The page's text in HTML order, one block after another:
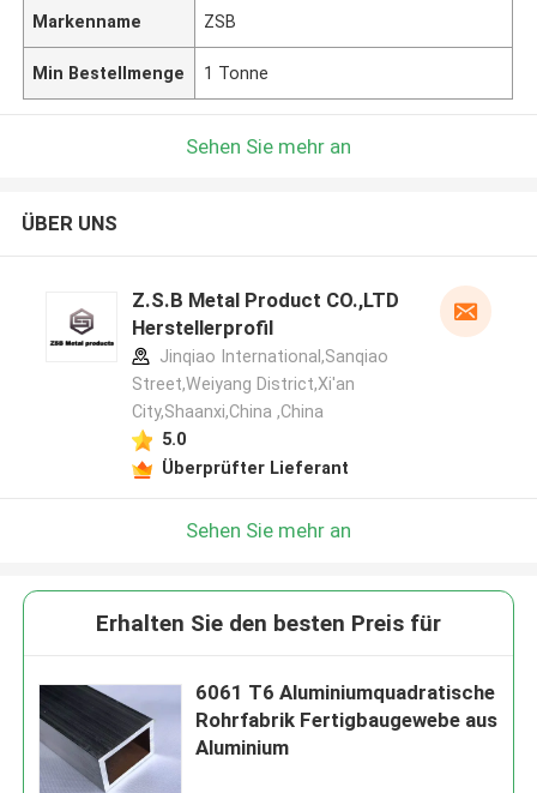
Markenname ZSB
Min Bestellmenge 1 Tonne
Sehen Sie mehr an
ÜBER UNS
Z.S.B Metal Product CO.,LTD
Herstellerprofil
Jinqiao International,Sanqiao
Street,Weiyang District,Xi'an
City,Shaanxi,China ,China
5.0
Überprüfter Lieferant
Sehen Sie mehr an
Erhalten Sie den besten Preis für
6061 T6 Aluminiumquadratische
Rohrfabrik Fertigbaugewebe aus
Aluminium